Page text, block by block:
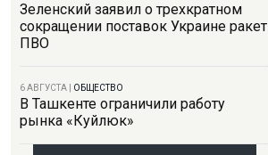
Зеленский заявил о трехкратном
сокращении поставок Украине ракет
ПВО
6 АВГУСТА ОБЩЕСТВО
В Ташкенте ограничили работу
рынка «Куйлюк»